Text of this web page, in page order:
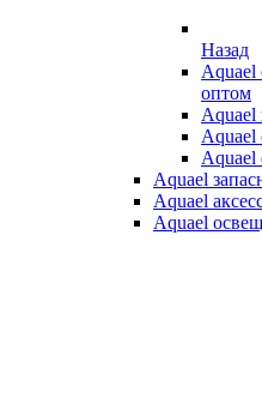
Назад
Aquael
оптом
Aquael
Aquael
Aquael
Aquael
Aquael
Aquael